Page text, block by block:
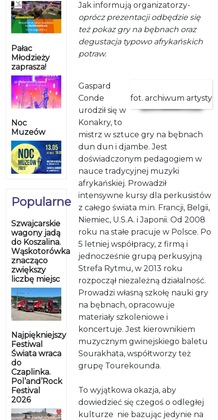
Pałac
Młodzieży
zaprasza!
Noc
Muzeów
Popularne
Szwajcarskie
wagony jadą
do Koszalina.
Wąskotorówka
znacząco
zwiększy
liczbę miejsc
Najpiękniejszy
Festiwal
Świata wraca
do
Czaplinka.
Pol’and’Rock
Festival
2026
Jak informują organizatorzy-
oprócz prezentacji odbędzie się
też pokaz gry na bębnach oraz
degustacja typowo afrykańskich
potraw.
fot. archiwum artysty
Gaspard
Conde
urodził się w
Konakry, to
mistrz w sztuce gry na bębnach
dun dun i djambe. Jest
doświadczonym pedagogiem w
nauce tradycyjnej muzyki
afrykańskiej. Prowadził
intensywne kursy dla perkusistów
z całego świata m.in. Francji, Belgii,
Niemiec, U.S.A. i Japonii. Od 2008
roku na stałe pracuje w Polsce. Po
5 letniej współpracy, z firmą i
jednocześnie grupą perkusyjną
Strefa Rytmu, w 2013 roku
rozpoczął niezależną działalność.
Prowadzi własną szkołę nauki gry
na bębnach, opracowuje
materiały szkoleniowe i
koncertuje. Jest kierownikiem
muzycznym gwinejskiego baletu
Sourakhata, współtworzy też
grupę Tourekounda.
To wyjątkowa okazja, aby
dowiedzieć się czegoś o odległej
kulturze nie bazując jedynie na